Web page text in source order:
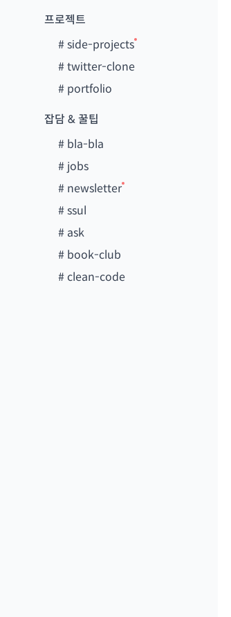
프로젝트
#side-projects
#twitter-clone
# portfolio
잡담 & 꿀팁
# bla-bla
# jobs
# newsletter
#ssul
# ask
# book-club
#clean-code